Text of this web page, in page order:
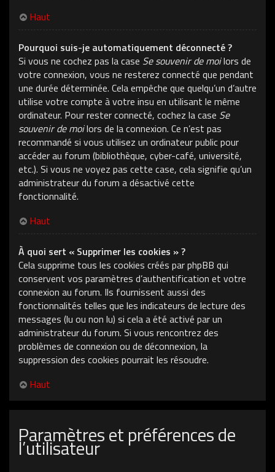
Haut
Pourquoi suis-je automatiquement déconnecté ?
Si vous ne cochez pas la case Se souvenir de moilors de
votre connexion, vous ne resterez connecté que pendant
une durée déterminée. Cela empêche que quelqu’un d’autre
utilise votre compte à votre insu en utilisant le même
ordinateur. Pour rester connecté, cochez la case Se
souvenir de moilors de la connexion. Ce n’est pas
recommandé si vous utilisez un ordinateur public pour
accéder au forum (bibliothèque, cyber-café, université,
etc.). Si vous ne voyez pas cette case, cela signifie qu’un
administrateur du forum a désactivé cette
fonctionnalité.
Haut
À quoi sert « Supprimer les cookies » ?
Cela supprime tous les cookies créés par phpBB qui
conservent vos paramètres d’authentification et votre
connexion au forum. Ils fournissent aussi des
fonctionnalités telles que les indicateurs de lecture des
messages (lu ou non lu) si cela a été activé par un
administrateur du forum. Si vous rencontrez des
problèmes de connexion ou de déconnexion, la
suppression des cookies pourrait les résoudre.
Haut
Paramètres et préférences de
l’utilisateur